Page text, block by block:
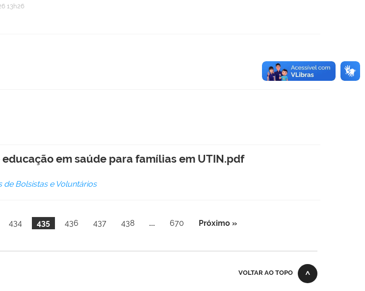
13h26
em saúde para famílias em UTIN.pdf
de Bolsistas e Voluntários
434 435 436 437 438 ... 670 Próximo »
VOLTAR AO TOPO